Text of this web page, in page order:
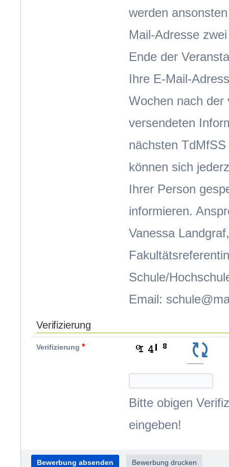
werden
Mail-Adresse
Ende der
Ihre E-Mail-
Wochen nach der
versendeten
nächsten
können sich
Ihrer Person
informieren.
Vanessa Landgraf,
Schule/
Email:
Verifizierung
Verifizierung *
Bitte obigen
eingeben!
Bewerbung absenden Bewerbung drucken